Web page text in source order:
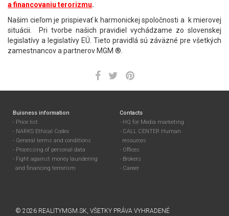
a financovaniu terorizmu.
Našim cieľom je prispievať k harmonickej spoločnosti a k mierovej
situácii. Pri tvorbe našich pravidiel vychádzame zo slovenskej
legislatívy a legislatívy EÚ. Tieto pravidlá sú záväzné pre všetkých
zamestnancov a partnerov MGM ®.
Buisness information
Price list
NARKS Ethical Codex
General terms and conditions
Processing of personal data
Fight against money laundering
and financing terrorism
Contacts
HQ for Media marketing
CALL CENTER Human
resources
Offices
Brokers
Career
© 2026 REALITYMGM.SK , VŠETKY PRÁVA VYHRADENÉ